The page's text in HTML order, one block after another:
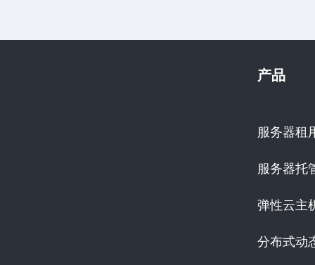
产品
服务器租
服务器托
弹性云主
分布式动